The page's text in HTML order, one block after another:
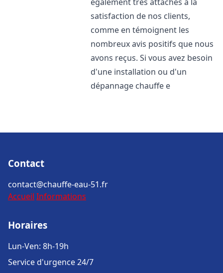
satisfaction de nos clients,
comme en témoignent les
nombreux avis positifs que nous
avons reçus. Si vous avez besoin
d'une installation ou d'un
dépannage chauffe e
Contact
contact@chauffe-eau-51.fr
Accueil Informations
Horaires
Lun-Ven: 8h-19h
Service d'urgence 24/7